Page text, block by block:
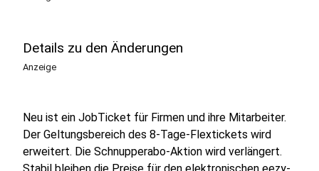
Details zu den Änderungen
Anzeige
Neu ist ein JobTicket für Firmen und ihre Mitarbeiter.
Der Geltungsbereich des 8-Tage-Flextickets wird
erweitert. Die Schnupperabo-Aktion wird verlängert.